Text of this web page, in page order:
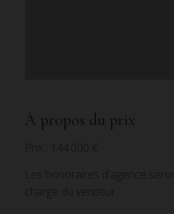
À propos du prix
Prix : 144 000 €.
Les honoraires d'agence
charge du vendeur.